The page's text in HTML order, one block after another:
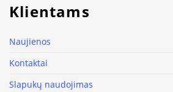
Klientams
Naujienos
Kontaktai
Slapukų naudojimas